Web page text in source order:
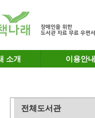
소개 이용안내